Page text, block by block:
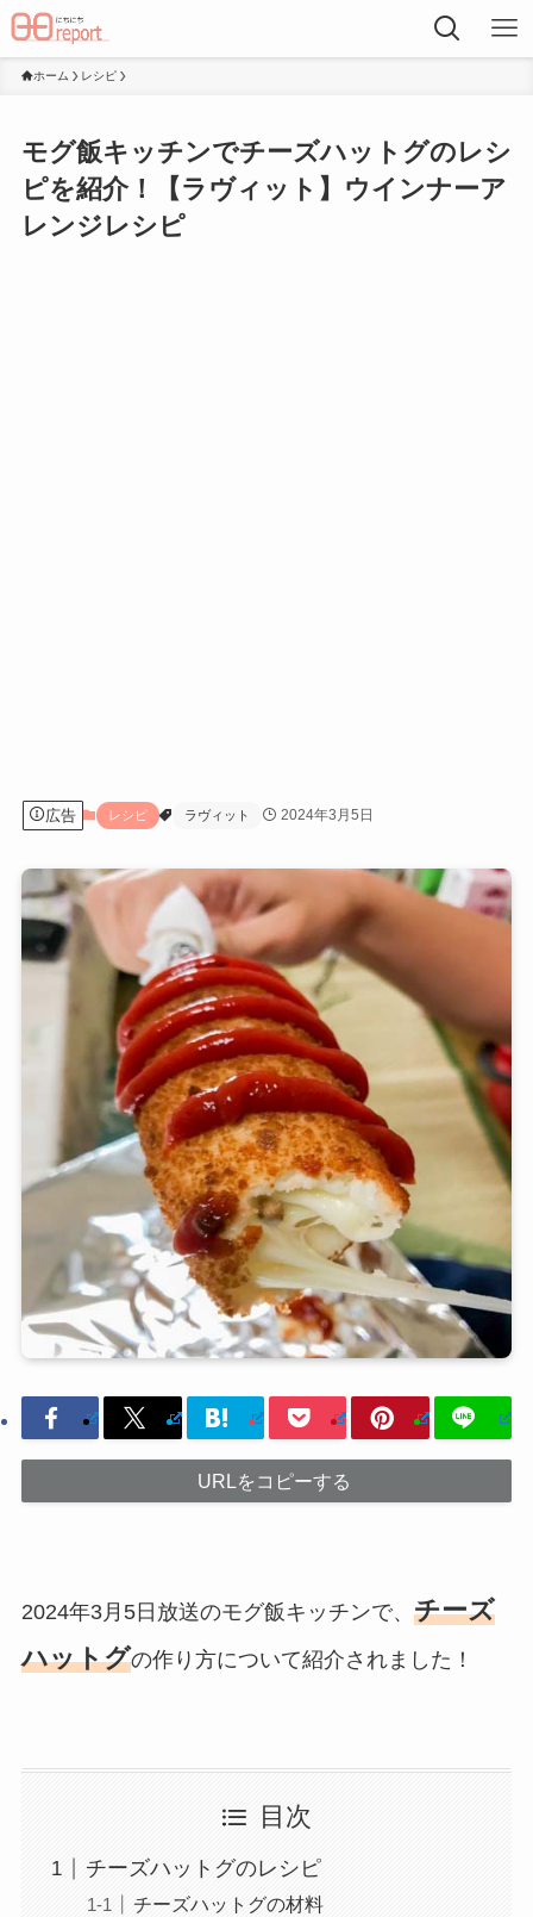
ホーム レシピ
モグ飯キッチンでチーズハットグのレシ
ピを紹介！【ラヴィット】ウインナーア
レンジレシピ
広告 レシピ ラヴィット 2024年3月5日
URLをコピーする
2024年3月5日放送のモグ飯キッチンで、 チーズ
ハットグの作り方について紹介されました！
目次
チーズハットグのレシピ
チーズハットグの材料